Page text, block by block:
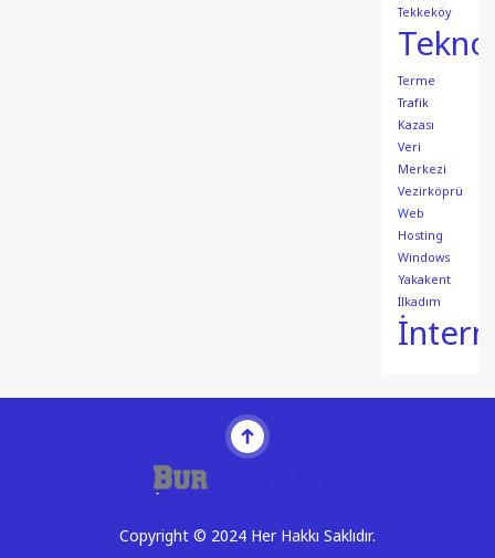
Tekkeköy
Terme
Trafik
Kazası
Veri
Merkezi
Vezirköprü
Web
Hosting
Windows
Yakakent
İlkadım
Copyright © 2024 Her Hakkı Saklıdır.